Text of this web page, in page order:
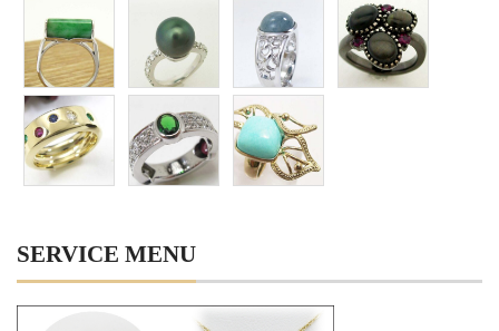
SERVICE MENU